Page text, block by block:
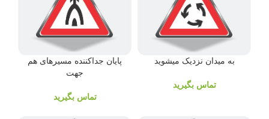
به میدان نزدیک میشوید
تماس بگیرید
پایان جداکننده مسیرهای هم
جهت
تماس بگیرید